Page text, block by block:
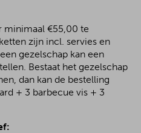
minimaal €55,00 te
zijn incl. servies en
gezelschap kan een
Bestaat het gezelschap
dan kan de bestelling
+ 3 barbecue vis + 3